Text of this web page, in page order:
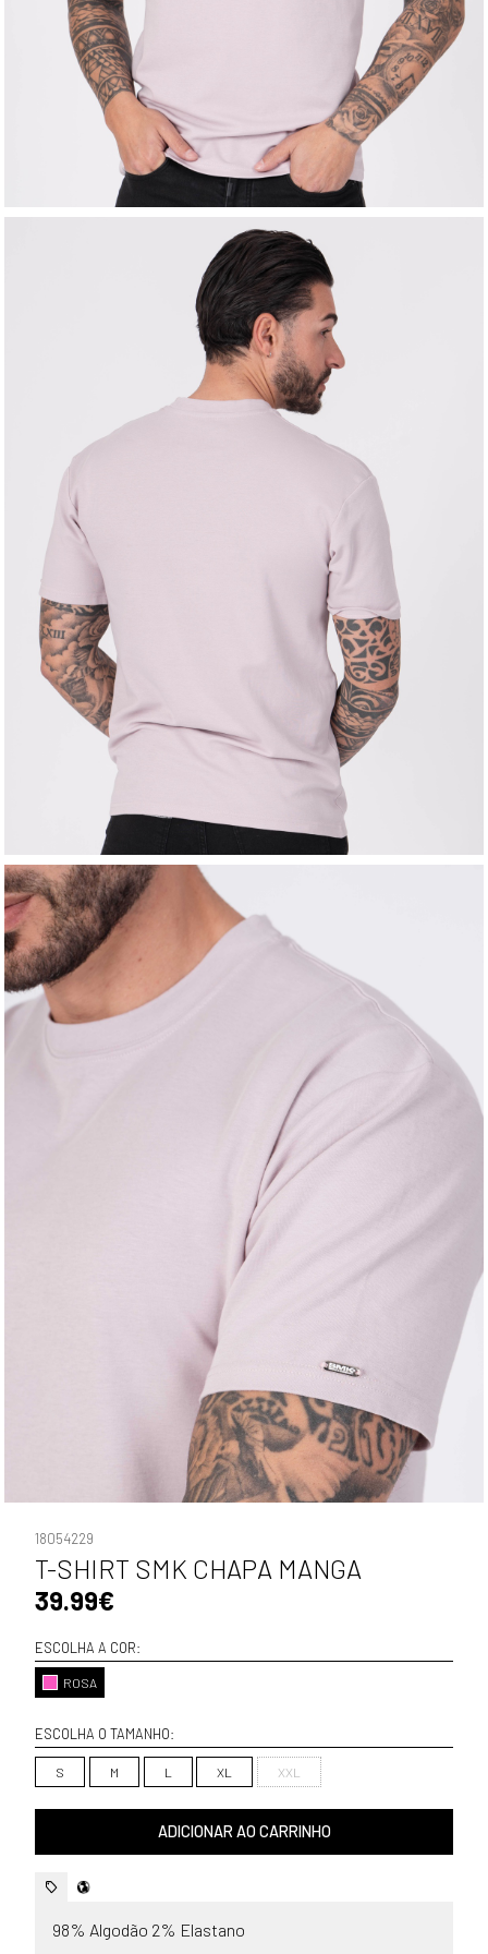
18054229
T-SHIRT SMK CHAPA MANGA
39.99€
ESCOLHA A COR:
ROSA
ESCOLHA O TAMANHO:
S M L XL XXL
ADICIONAR AO CARRINHO
98% Algodão 2% Elastano